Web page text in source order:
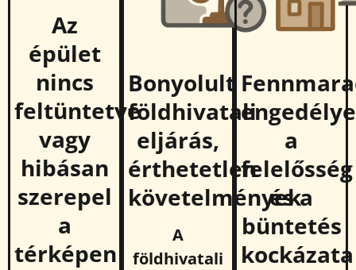
Az
épület
nincs
feltüntetve
vagy
hibásan
szerepel
a
térképen
Bonyolult
földhivatali
eljárás,
érthetetlen
követelmények
A
földhivatali
a
felelősség
és a
büntetés
kockázata